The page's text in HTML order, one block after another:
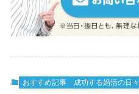
おすすめ記事 成功する婚活の日々